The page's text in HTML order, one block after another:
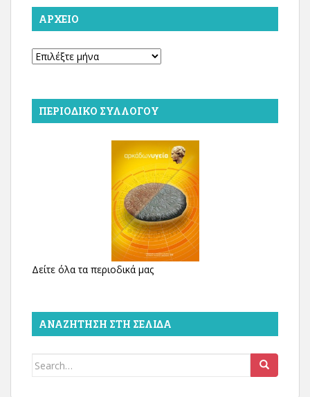
ΑΡΧΕΊΟ
Αρχείο
ΠΕΡΙΟΔΙΚΌ ΣΥΛΛΌΓΟΥ
Δείτε όλα τα περιοδικά μας
ΑΝΑΖΉΤΗΣΗ ΣΤΗ ΣΕΛΊΔΑ
Search